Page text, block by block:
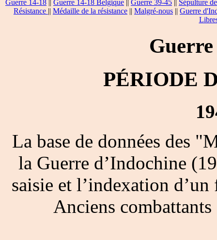
Guerre 14-18 || Guerre 14-18 Belgique || Guerre 39-45 || Sépulture
Résistance || Médaille de la résistance || Malgré-nous || Guerre
PÉRIODE
La base de données des
la Guerre d’Indochine
saisie et l’indexation
Anciens